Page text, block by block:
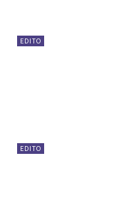
EDITO
EDITO